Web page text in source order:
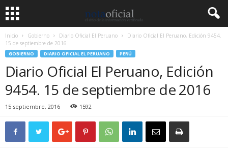
Inicio Gobierno Diario Oficial El Peruano
Diario Oficial El Peruano, Edición 9454.
15 de septiembre de 2016
GOBIERNO DIARIO OFICIAL EL PERUANO PERÚ
Diario Oficial El Peruano, Edición
9454. 15 de septiembre de 2016
15 septiembre, 2016 1592